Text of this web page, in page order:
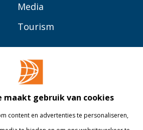
Media
Tourism
Contact
Library
Webshop
maakt gebruik van cookies
content en advertenties te personaliseren,